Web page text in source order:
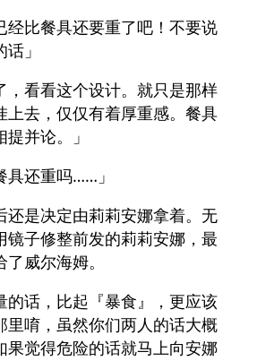
经比餐具还要重了吧！不要说
」
，看看这个设计。就只是那样
上去，仅仅有着厚重感。餐具
并论。」
具还重吗……」
还是决定由莉莉安娜拿着。无
镜子修整前发的莉莉安娜，最
威尔海姆。
的话，比起『暴食』，更应该
里唷，虽然你们两人的话大概
果觉得危险的话就马上向安娜